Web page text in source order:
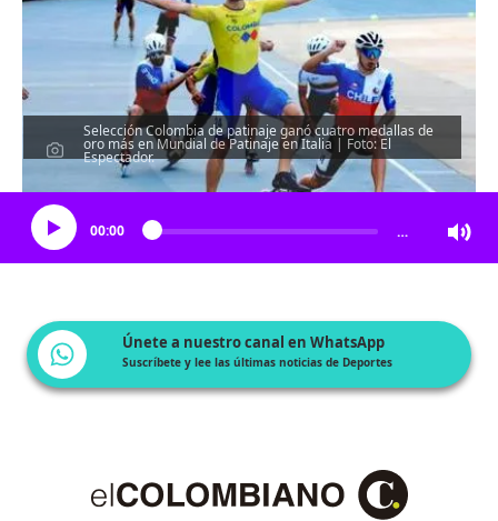
Selección Colombia de patinaje ganó cuatro medallas de
oro más en Mundial de Patinaje en Italia | Foto: El
Espectador.
Escucha el artículo
00:00 …
Únete a nuestro canal en WhatsApp
Suscríbete y lee las últimas noticias de Deportes